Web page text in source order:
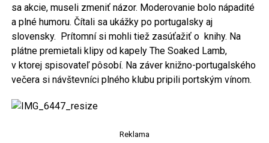
sa akcie, museli zmeniť názor. Moderovanie bolo nápadité
a plné humoru. Čítali sa ukážky po portugalsky aj
slovensky. Prítomní si mohli tiež zasúťažiť o knihy. Na
plátne premietali klipy od kapely The Soaked Lamb,
v ktorej spisovateľ pôsobí. Na záver knižno-portugalského
večera si návštevníci plného klubu pripili portským vínom.
Reklama